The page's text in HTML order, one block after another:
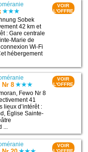
Sobek
42 km et
: Gare centrale
Marie de
Wi-Fi
hébergement
VOIR
L'OFFRE
Nr 8
Fewo Nr 8
41
lieux d’intérêt :
Église Sainte-
...
VOIR
L'OFFRE
VOIR